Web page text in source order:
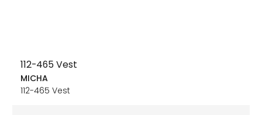
112-465 Vest
MICHA
112-465 Vest